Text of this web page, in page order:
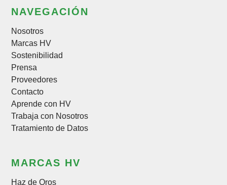
NAVEGACIÓN
Nosotros
Marcas HV
Sostenibilidad
Prensa
Proveedores
Contacto
Aprende con HV
Trabaja con Nosotros
Tratamiento de Datos
MARCAS HV
Haz de Oros